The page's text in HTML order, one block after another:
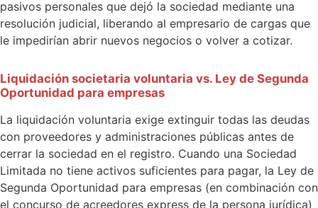
pasivos personales que dejó la sociedad mediante una
resolución judicial, liberando al empresario de cargas que
le impedirían abrir nuevos negocios o volver a cotizar.
Liquidación societaria voluntaria vs. Ley de Segunda
Oportunidad para empresas
La liquidación voluntaria exige extinguir todas las deudas
con proveedores y administraciones públicas antes de
cerrar la sociedad en el registro. Cuando una Sociedad
Limitada no tiene activos suficientes para pagar, la Ley de
Segunda Oportunidad para empresas (en combinación con
el concurso de acreedores express de la persona jurídica)